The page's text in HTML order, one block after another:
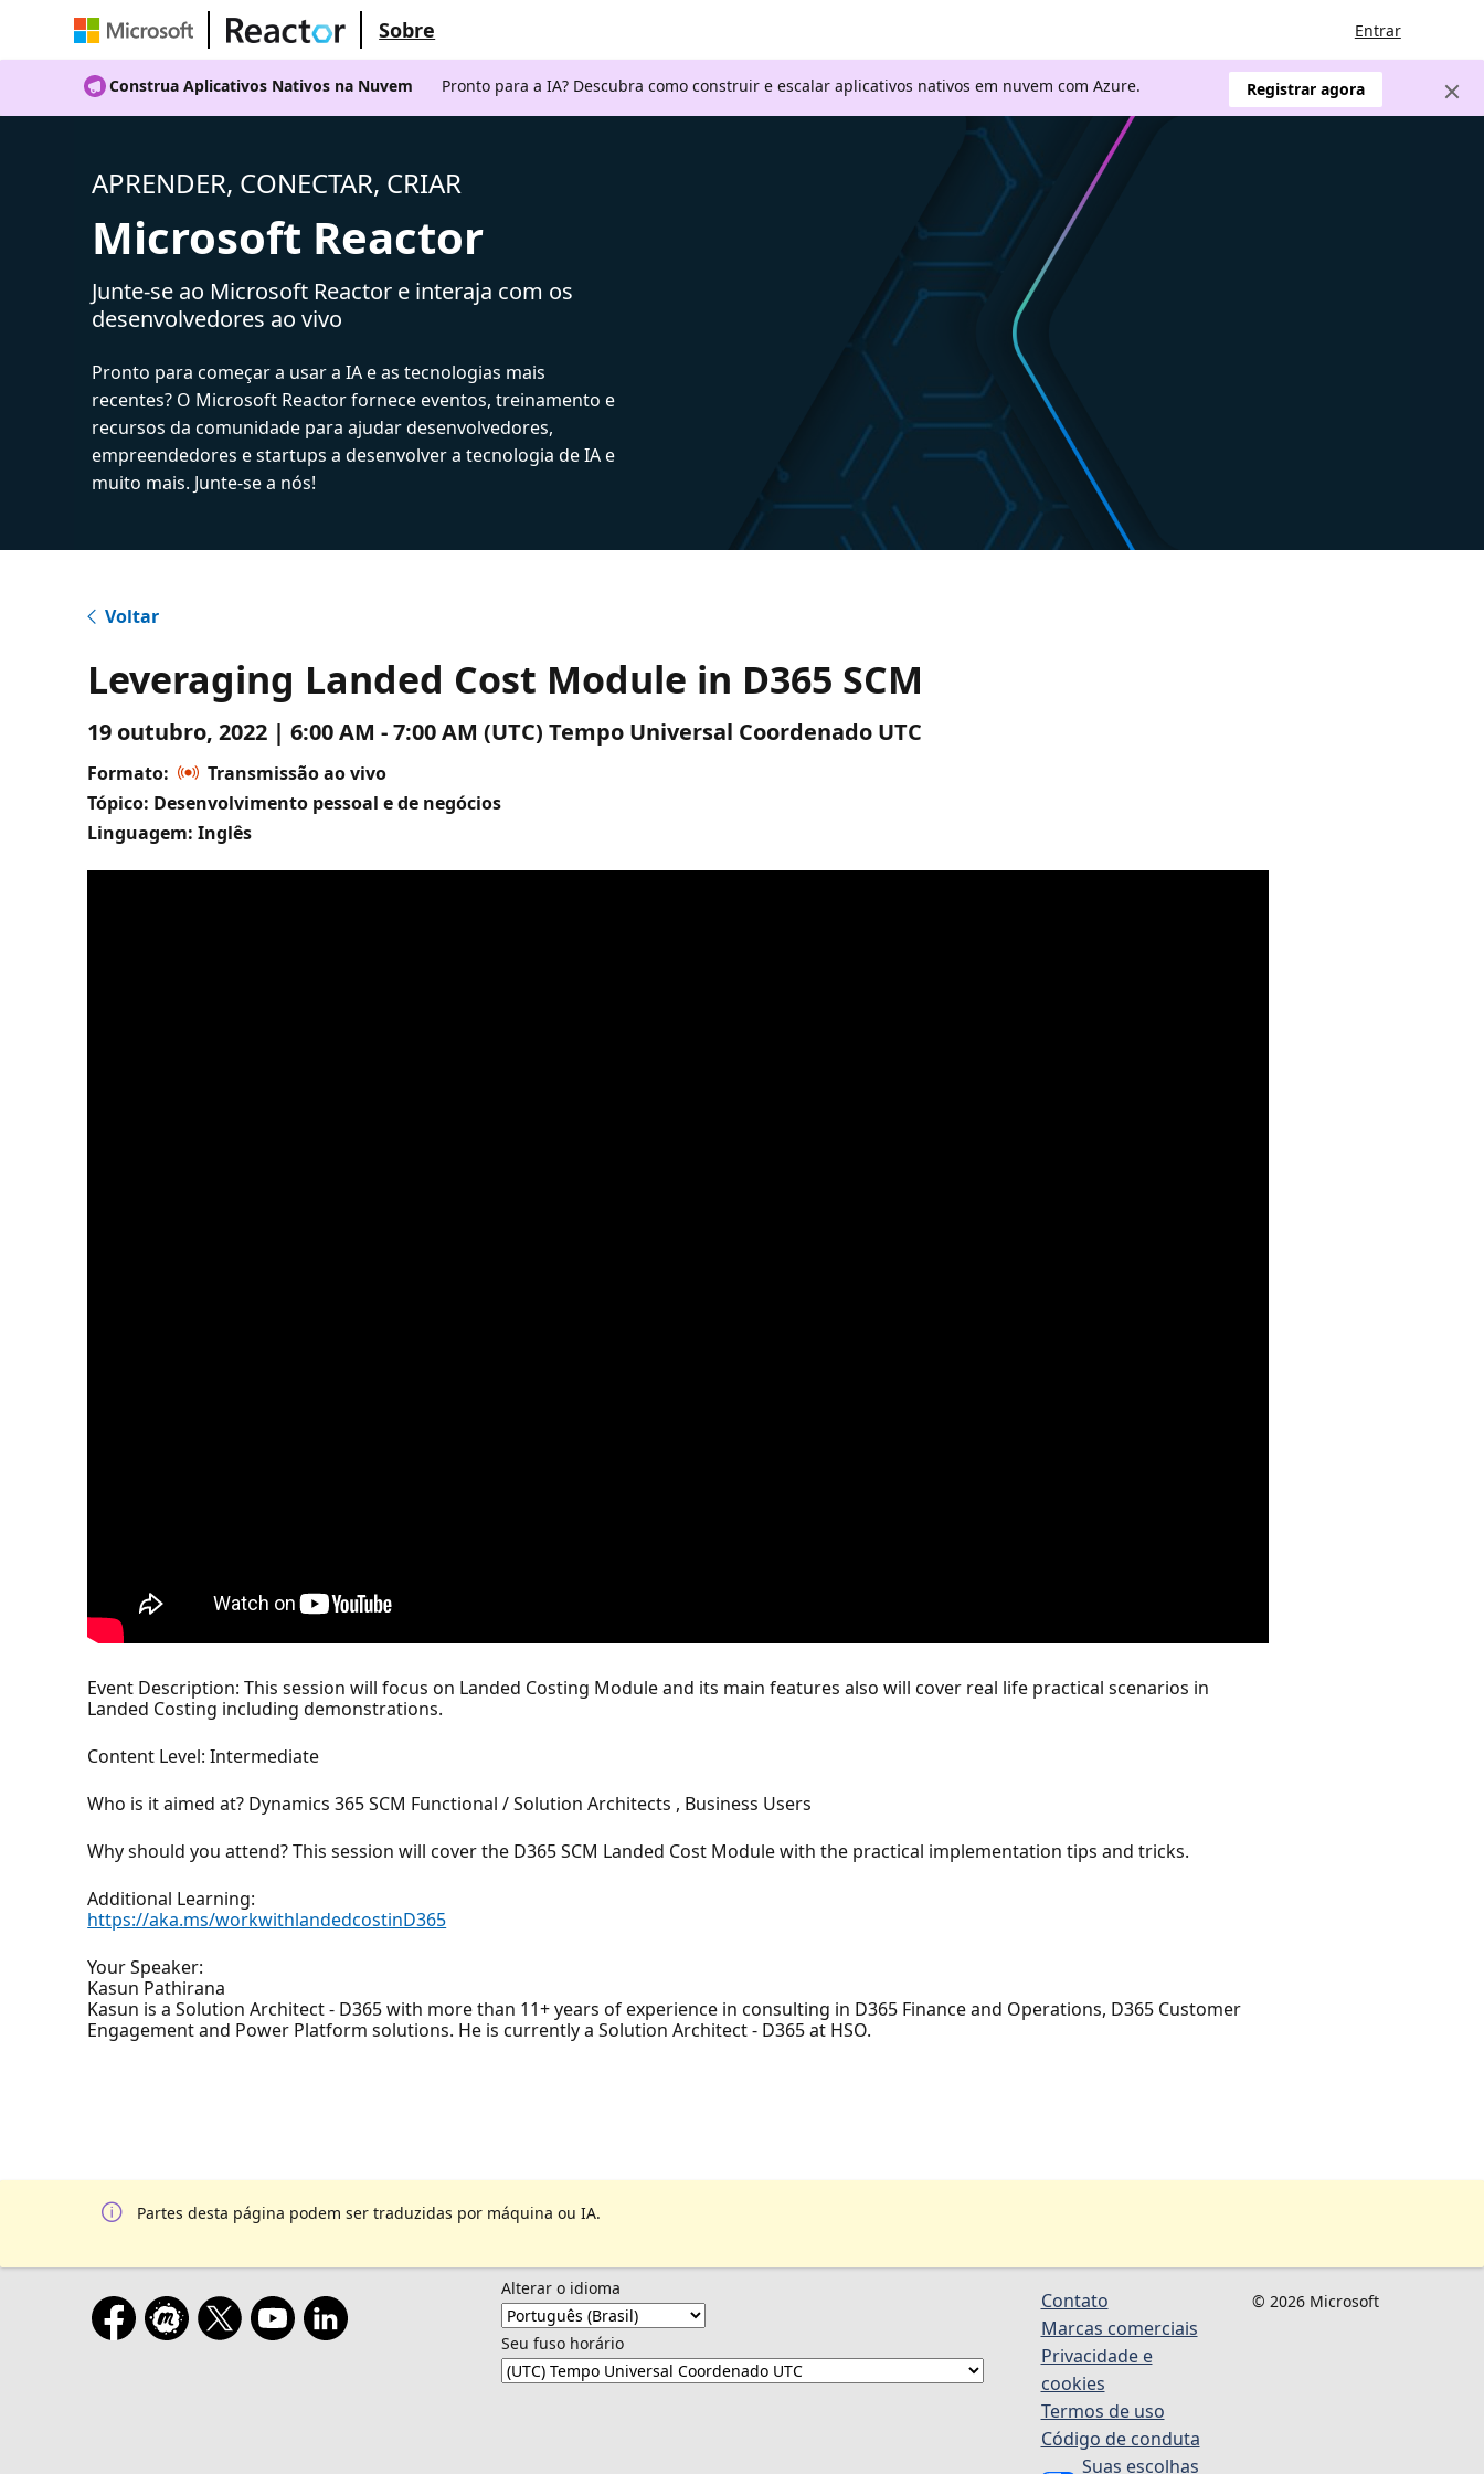
Sobre Entrar
Construa Aplicativos Nativos na Nuvem Pronto para a IA? Descubra como construir e escalar aplicativos nativos em nuvem com Azure. Registrar agora
APRENDER, CONECTAR, CRIAR
Microsoft Reactor
Junte-se ao Microsoft Reactor e interaja com os
desenvolvedores ao vivo
Pronto para começar a usar a IA e as tecnologias mais
recentes? O Microsoft Reactor fornece eventos, treinamento e
recursos da comunidade para ajudar desenvolvedores,
empreendedores e startups a desenvolver a tecnologia de IA e
muito mais. Junte-se a nós!
Voltar
Leveraging Landed Cost Module in D365 SCM
19 outubro, 2022 | 6:00 AM - 7:00 AM (UTC) Tempo Universal Coordenado UTC
Formato:
Transmissão ao vivo
Tópico: Desenvolvimento pessoal e de negócios
Linguagem: Inglês
Event Description: This session will focus on Landed Costing Module and its main features also will cover real life practical scenarios in
Landed Costing including demonstrations.
Content Level: Intermediate
Who is it aimed at? Dynamics 365 SCM Functional / Solution Architects , Business Users
Why should you attend? This session will cover the D365 SCM Landed Cost Module with the practical implementation tips and tricks.
Additional Learning:
https://aka.ms/workwithlandedcostinD365
Your Speaker:
Kasun Pathirana
Kasun is a Solution Architect - D365 with more than 11+ years of experience in consulting in D365 Finance and Operations, D365 Customer
Engagement and Power Platform solutions. He is currently a Solution Architect - D365 at HSO.
Partes desta página podem ser traduzidas por máquina ou IA.
Alterar o idioma
Seu fuso horário
Contato
Marcas comerciais
Privacidade e
cookies
Termos de uso
Código de conduta
Suas escolhas
© 2026 Microsoft